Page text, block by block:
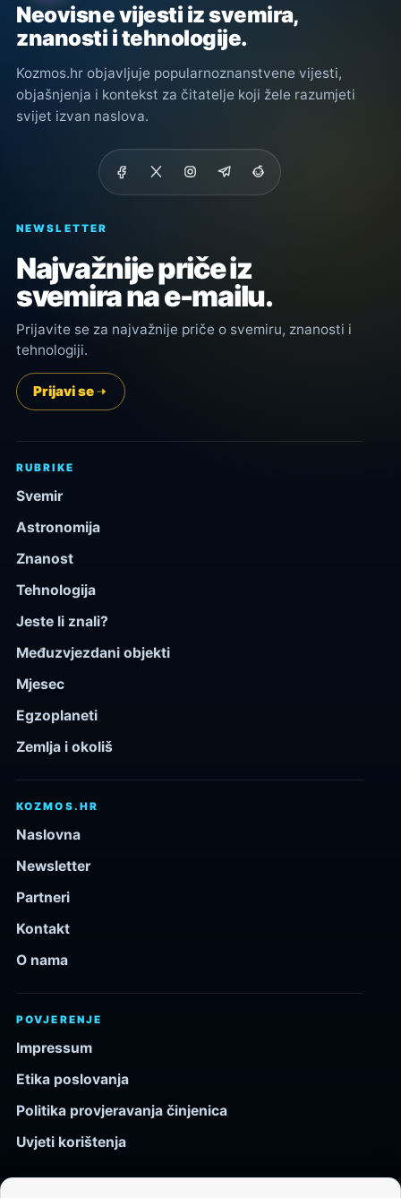
Neovisne vijesti iz svemira,
znanosti i tehnologije.
Kozmos.hr objavljuje popularnoznanstvene vijesti,
objašnjenja i kontekst za čitatelje koji žele razumjeti
svijet izvan naslova.
NEWSLETTER
Najvažnije priče iz
svemira na e-mailu.
Prijavite se za najvažnije priče o svemiru, znanosti i
tehnologiji.
Prijavi se
RUBRIKE
Svemir
Astronomija
Znanost
Tehnologija
Jeste li znali?
Međuzvjezdani objekti
Mjesec
Egzoplaneti
Zemlja i okoliš
KOZMOS.HR
Naslovna
Newsletter
Partneri
Kontakt
O nama
POVJERENJE
Impressum
Etika poslovanja
Politika provjeravanja činjenica
Uvjeti korištenja